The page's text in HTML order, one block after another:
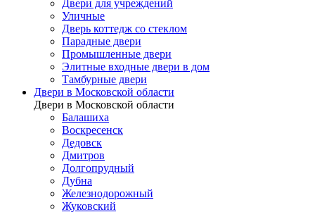
Двери для учреждений
Уличные
Дверь коттедж со стеклом
Парадные двери
Промышленные двери
Элитные входные двери в дом
Тамбурные двери
Двери в Московской области
Двери в Московской области
Балашиха
Воскресенск
Дедовск
Дмитров
Долгопрудный
Дубна
Железнодорожный
Жуковский